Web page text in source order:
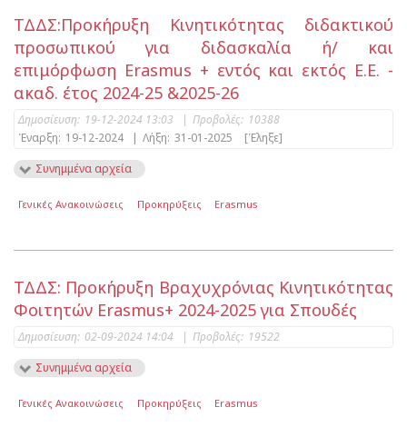
ΤΔΔΣ:Προκήρυξη Κινητικότητας διδακτικού
προσωπικού για διδασκαλία ή/ και
επιμόρφωση Erasmus + εντός και εκτός Ε.Ε. -
ακαδ. έτος 2024-25 &2025-26
Δημοσίευση: 19-12-2024 13:03 | Προβολές: 10388
Έναρξη: 19-12-2024 | Λήξη: 31-01-2025
[Έληξε]
Συνημμένα αρχεία
Γενικές Ανακοινώσεις Προκηρύξεις Erasmus
ΤΔΔΣ: Προκήρυξη Βραχυχρόνιας Kινητικότητας
Φοιτητών Erasmus+ 2024-2025 για Σπουδές
Δημοσίευση: 02-09-2024 14:04 | Προβολές: 19522
Συνημμένα αρχεία
Γενικές Ανακοινώσεις Προκηρύξεις Erasmus